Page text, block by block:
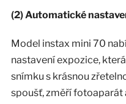
(2) Automatické
Model instax mini 70
nastavení expozice,
snímku s krásnou
spoušť, změří